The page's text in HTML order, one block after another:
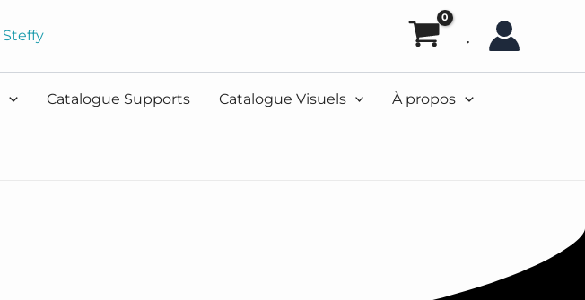
Catalogue Supports Catalogue Visuels À propos